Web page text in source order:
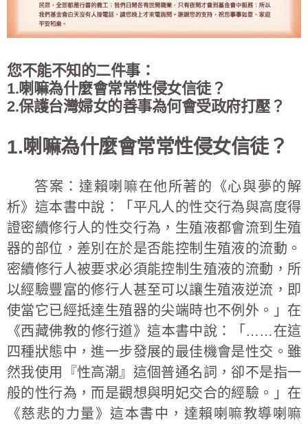
您不能不知的二件事：
1.喇嘛為什麼會常常性侵女信徒？
2.保護台灣婦女的善事為何會受政府打壓？
1.喇嘛為什麼會常常性侵女信徒？
答案：達賴喇嘛在他所著的《心與夢的解
析》這本書中說：「平凡人的性交行為與高度得
證密續修行人的性交行為，生殖液都會流到生殖
器的部位，差別在於是否能控制生殖液的流動。
密續修行人被要求必須能控制生殖液的流動，所
以經驗豐富的修行人甚至可以讓生殖液逆流，即
使當它已經抵達生殖器的尖端時也不例外。」在
《西藏佛教的修行道》這本書中說：「……在這
四種狀態中，進一步發展的最佳機會是性交。雖
然我使用『性高潮』這個普通名詞，卻不是指一
般的性行為，而是觀想與明妃交合的經驗。」在
《慈悲的力量》這本書中，達賴喇嘛教導喇嘛